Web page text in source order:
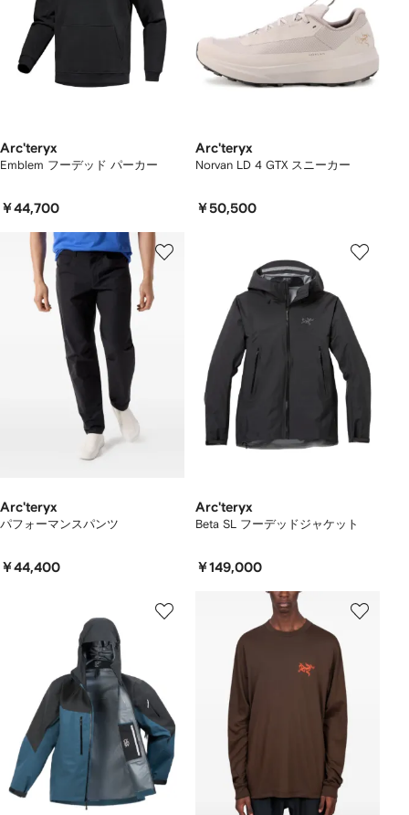
Arc'teryx
Emblem フーデッド パーカー
￥44,700
Arc'teryx
Norvan LD 4 GTX スニーカー
￥50,500
Arc'teryx
パフォーマンスパンツ
￥44,400
Arc'teryx
Beta SL フーデッドジャケット
￥149,000